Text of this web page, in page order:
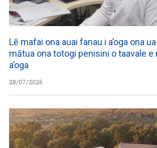
Lē mafai ona auai fanau i a’oga ona
mātua ona totogi penisini o taavale e
a’oga
28/07/2026